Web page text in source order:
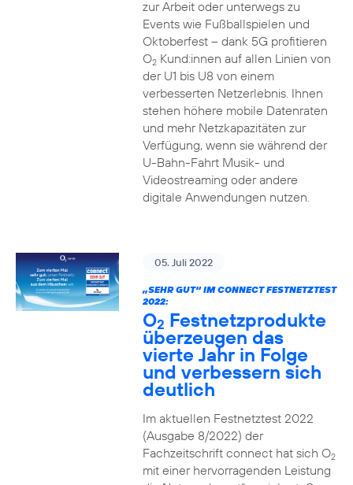
zur Arbeit oder unterwegs zu
Events wie Fußballspielen und
Oktoberfest – dank 5G profitieren
O2Kund:innen auf allen Linien von
der U1 bis U8 von einem
verbesserten Netzerlebnis. Ihnen
stehen höhere mobile Datenraten
und mehr Netzkapazitäten zur
Verfügung, wenn sie während der
U-Bahn-Fahrt Musik- und
Videostreaming oder andere
digitale Anwendungen nutzen.
05. Juli 2022
„SEHR GUT“ IM CONNECT FESTNETZTEST
2022:
O2 Festnetzprodukte
überzeugen das
vierte Jahr in Folge
und verbessern sich
deutlich
Im aktuellen Festnetztest 2022
(Ausgabe 8/2022) der
Fachzeitschrift connect hat sich O2
mit einer hervorragenden Leistung